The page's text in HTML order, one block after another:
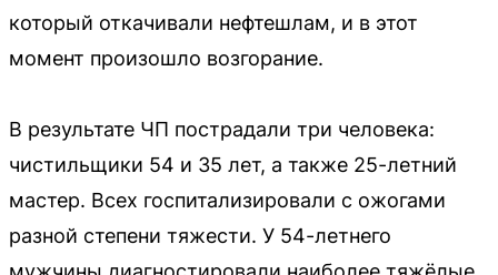
который откачивали нефтешлам, и в этот
момент произошло возгорание.
В результате ЧП пострадали три человека:
чистильщики 54 и 35 лет, а также 25-летний
мастер. Всех госпитализировали с ожогами
разной степени тяжести. У 54-летнего